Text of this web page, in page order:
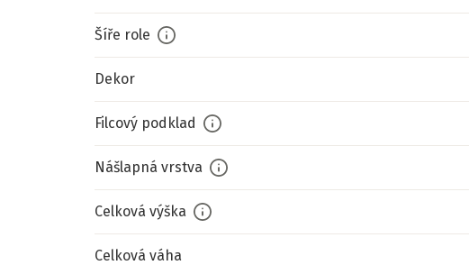
Šíře role
Dekor
Filcový podklad
Nášlapná vrstva
Celková výška
Celková váha